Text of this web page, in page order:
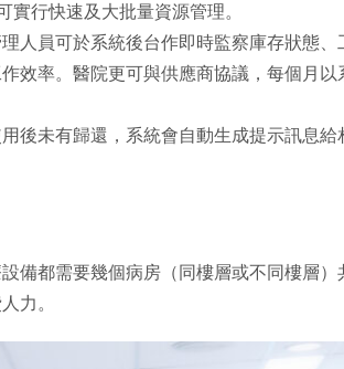
實行快速及大批量資源管理。
人員可於系統後台作即時監察庫存狀態
效率。醫院更可與供應商協議，每個月
後未有歸還，系統會自動生成提示訊息
備都需要幾個病房（同樓層或不同樓層
力。